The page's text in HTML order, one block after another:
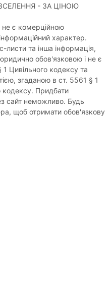
- ЗА ЦІНОЮ
не є комерційною
характер.
листи та інша інформація,
обов'язковою і не є
1 Цивільного кодексу та
згаданою в ст. 5561 § 1
кодексу. Придбати
сайт неможливо. Будь
щоб отримати обов'язкову